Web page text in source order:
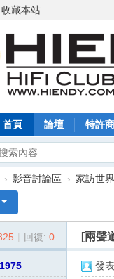
收藏本站
首頁 論壇 特許
› 影音討論區 › 家訪世界
| 回復: 0 [兩聲
發